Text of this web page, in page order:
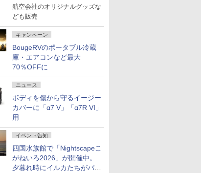
航空会社のオリジナルグッズな
ども販売
キャンペーン
BougeRVのポータブル冷蔵
庫・エアコンなど最大
70％OFFに
ニュース
ボディを傷から守るイージー
カバーに「α7 V」「α7R VI」
用
イベント告知
四国水族館で「Nightscapeこ
がねいろ2026」が開催中。
夕暮れ時にイルカたちがパフ